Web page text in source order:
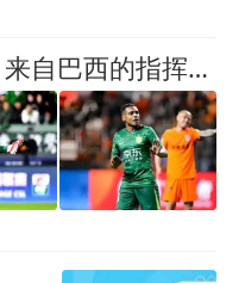
国安4比0大胜新鹏城！来自巴西的指挥官梅开二度，赢得点赞